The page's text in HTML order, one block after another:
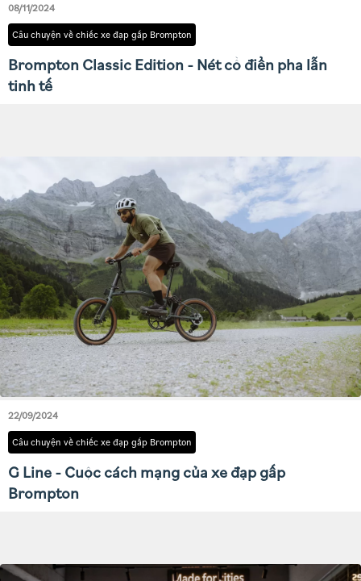
08/11/2024
Câu chuyện về chiếc xe đạp gấp Brompton
Brompton Classic Edition - Nét cổ điển pha lẫn
tinh tế
22/09/2024
Câu chuyện về chiếc xe đạp gấp Brompton
G Line - Cuộc cách mạng của xe đạp gấp
Brompton